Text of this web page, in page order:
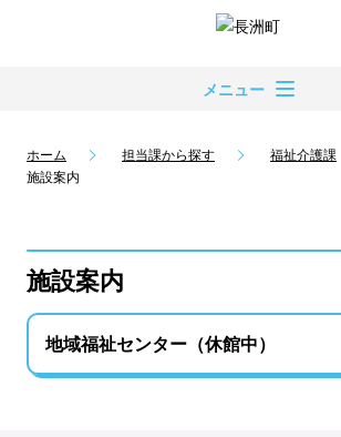
メニュー
ホーム 担当課から探す
福祉介護課
施設案内
施設案内
地域福祉センター（休館中）